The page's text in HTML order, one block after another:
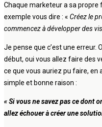
Chaque marketeur a sa propre
exemple vous dire : « Créez le
commencez à développer des
Je pense que c’est une erreur.
début, oui vous allez faire des
ce que vous auriez pu faire,
simple et bonne raison :
« Si vous ne savez pas ce dont
allez échouer à créer une